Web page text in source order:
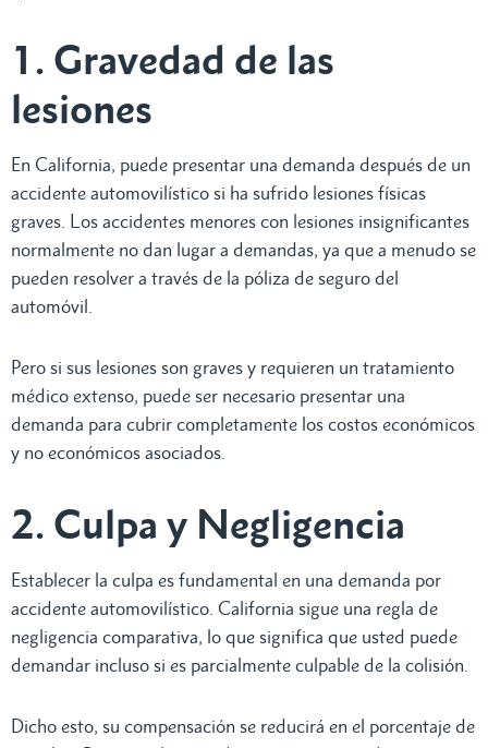
1. Gravedad de las
lesiones
En California, puede presentar una demanda después de un
accidente automovilístico si ha sufrido lesiones físicas
graves. Los accidentes menores con lesiones insignificantes
normalmente no dan lugar a demandas, ya que a menudo se
pueden resolver a través de la póliza de seguro del
automóvil.
Pero si sus lesiones son graves y requieren un tratamiento
médico extenso, puede ser necesario presentar una
demanda para cubrir completamente los costos económicos
y no económicos asociados.
2. Culpa y Negligencia
Establecer la culpa es fundamental en una demanda por
accidente automovilístico. California sigue una regla de
negligencia comparativa, lo que significa que usted puede
demandar incluso si es parcialmente culpable de la colisión.
Dicho esto, su compensación se reducirá en el porcentaje de